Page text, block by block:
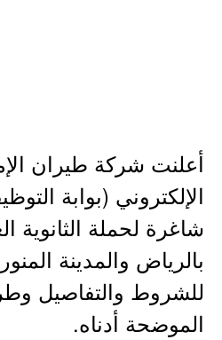
أعلنت شركة طيران
الإلكتروني (بوابة
شاغرة لحملة الثانوية
بالرياض والمدينة
للشروط والتفاصيل
الموضحة أدناه.